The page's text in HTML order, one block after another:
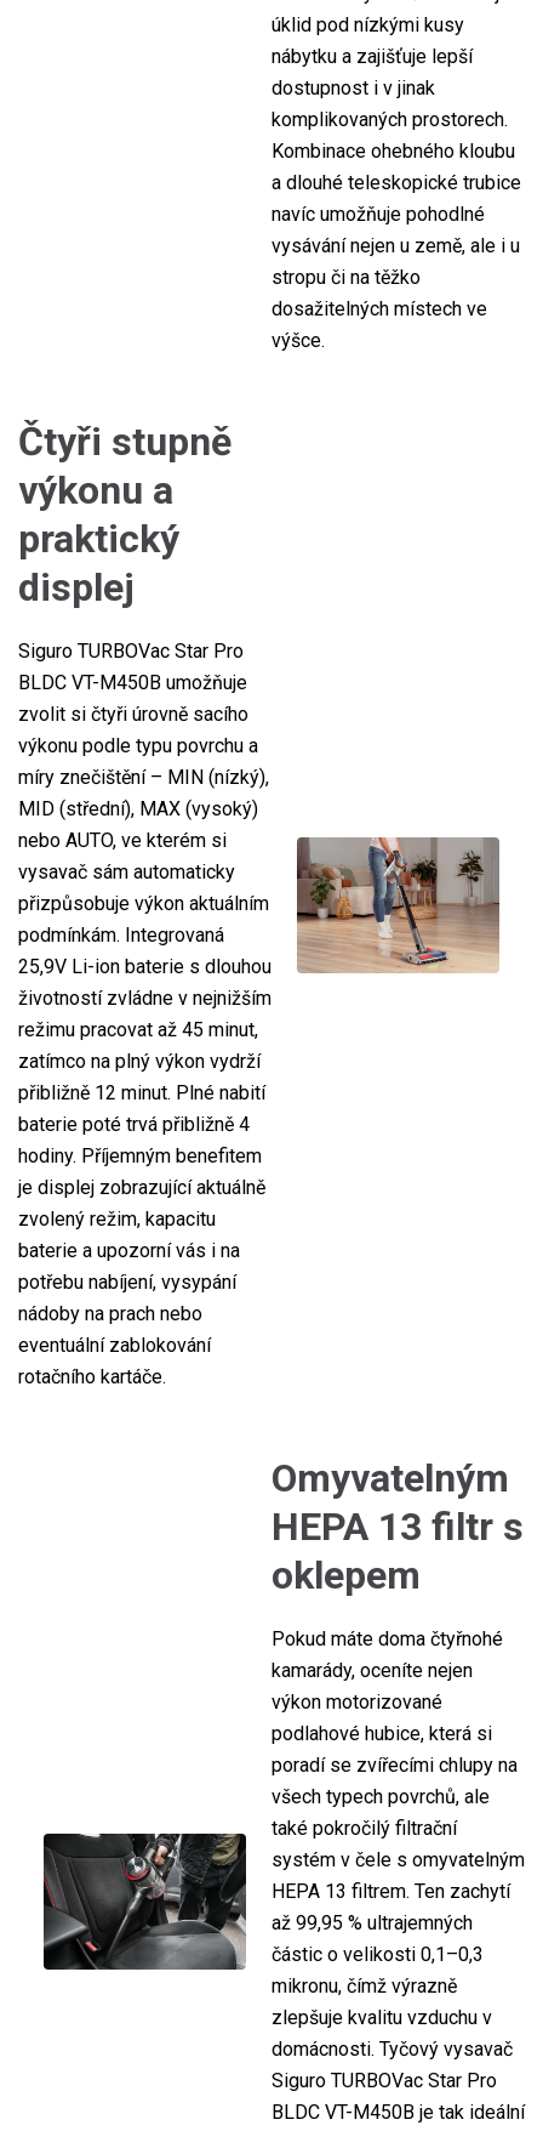
úklid pod nízkými kusy
nábytku a zajišťuje lepší
dostupnost i v jinak
komplikovaných prostorech.
Kombinace ohebného kloubu
a dlouhé teleskopické trubice
navíc umožňuje pohodlné
vysávání nejen u země, ale i u
stropu či na těžko
dosažitelných místech ve
výšce.
Čtyři stupně
výkonu a
praktický
displej
Siguro TURBOVac Star Pro
BLDC VT-M450B umožňuje
zvolit si čtyři úrovně sacího
výkonu podle typu povrchu a
míry znečištění – MIN (nízký),
MID (střední), MAX (vysoký)
nebo AUTO, ve kterém si
vysavač sám automaticky
přizpůsobuje výkon aktuálním
podmínkám. Integrovaná
25,9V Li-ion baterie s dlouhou
životností zvládne v nejnižším
režimu pracovat až 45 minut,
zatímco na plný výkon vydrží
přibližně 12 minut. Plné nabití
baterie poté trvá přibližně 4
hodiny. Příjemným benefitem
je displej zobrazující aktuálně
zvolený režim, kapacitu
baterie a upozorní vás i na
potřebu nabíjení, vysypání
nádoby na prach nebo
eventuální zablokování
rotačního kartáče.
Omyvatelným
HEPA 13 filtr s
oklepem
Pokud máte doma čtyřnohé
kamarády, oceníte nejen
výkon motorizované
podlahové hubice, která si
poradí se zvířecími chlupy na
všech typech povrchů, ale
také pokročilý filtrační
systém v čele s omyvatelným
HEPA 13 filtrem. Ten zachytí
až 99,95 % ultrajemných
částic o velikosti 0,1–0,3
mikronu, čímž výrazně
zlepšuje kvalitu vzduchu v
domácnosti. Tyčový vysavač
Siguro TURBOVac Star Pro
BLDC VT-M450B je tak ideální